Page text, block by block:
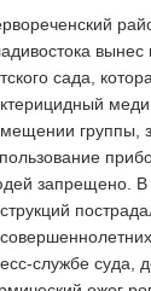
вынес
сада,
группы,
запрещено. В
службе суда,